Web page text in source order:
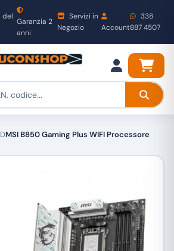
del
Garanzia 2
anni
Servizi in
Negozio
Account
338
887 4507
MSI B850 Gaming Plus WIFI Processore